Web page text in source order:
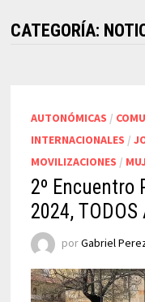
CATEGORÍA:
AUTONÓMICAS /
INTERNACIONALES /
MOVILIZACIONES /
2º Encuentro
2024,
porGabriel